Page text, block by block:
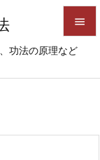
功法の原理など


前へ